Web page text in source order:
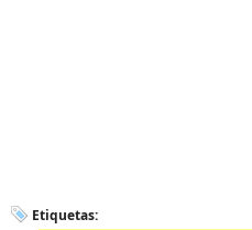
Etiquetas: